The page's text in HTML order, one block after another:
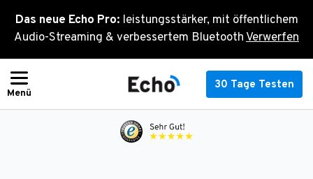
Das neue Echo Pro: leistungsstärker, mit öffentlichem
Audio-Streaming & verbessertem BluetoothVerwerfen
Inhalt
springen
30 Tage Testen